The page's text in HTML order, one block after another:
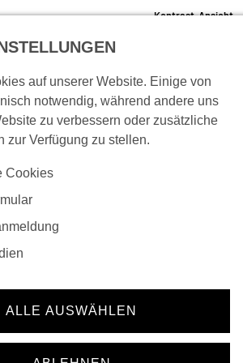
Kontrast-Ansicht
info@schlachthof-kassel.de
Rubrik:
auf unserer Website. Einige von
notwendig, während andere uns
zu verbessern oder zusätzliche
zur Verfügung zu stellen.
Cookies
ALLE AUSWÄHLEN